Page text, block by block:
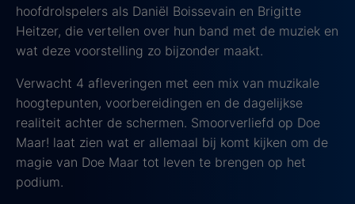
hoofdrolspelers als Daniël Boissevain en Brigitte
Heitzer, die vertellen over hun band met de muziek en
wat deze voorstelling zo bijzonder maakt.
Verwacht 4 afleveringen met een mix van muzikale
hoogtepunten, voorbereidingen en de dagelijkse
realiteit achter de schermen. Smoorverliefd op Doe
Maar! laat zien wat er allemaal bij komt kijken om de
magie van Doe Maar tot leven te brengen op het
podium.